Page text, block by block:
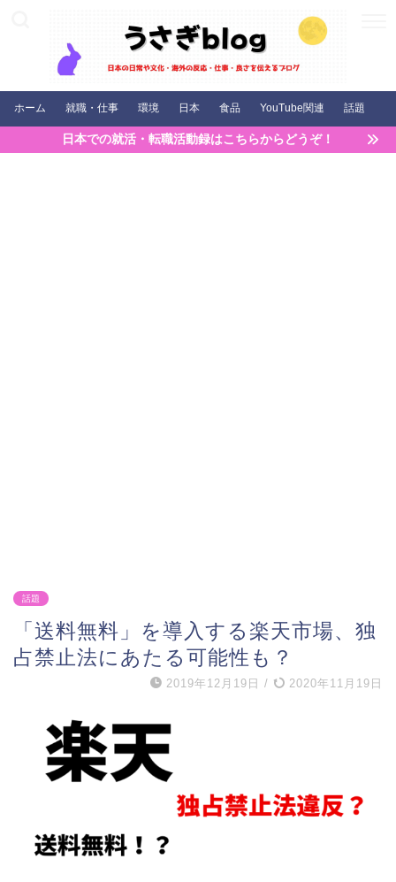
ホーム 就職・仕事 環境 日本 食品 YouTube関連 話題
日本での就活・転職活動録はこちらからどうぞ！
話題
「送料無料」を導入する楽天市場、独
占禁止法にあたる可能性も？
2019年12月19日 / 2020年11月19日